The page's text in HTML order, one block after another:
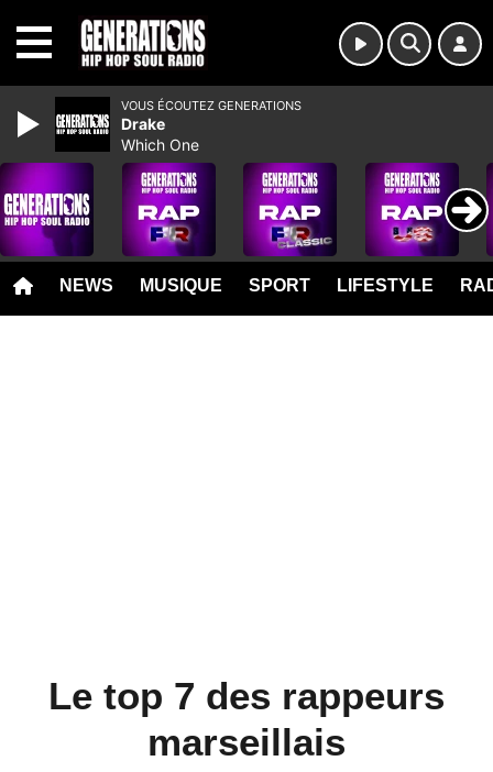
NEWS MUSIQUE SPORT LIFESTYLE
Le top 7 des rappeurs
marseillais
VOUS ÉCOUTEZ GENERATIONS
Drake
Which One